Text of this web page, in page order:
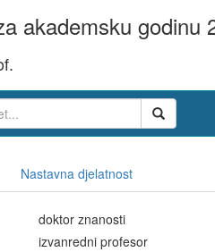
akademsku godinu
Nastavna djelatnost
doktor znanosti
izvanredni profesor